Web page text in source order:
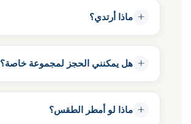
+ ماذا أرتدي؟
+ هل يمكنني الحجز لمجموعة خاصة؟
+ ماذا لو أمطر الطقس؟